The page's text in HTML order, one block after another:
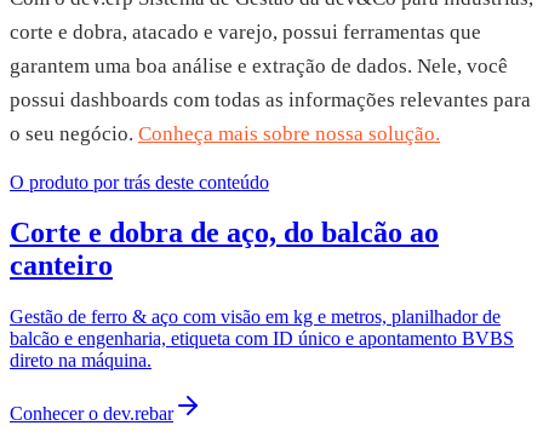
corte e dobra, atacado e varejo, possui ferramentas que
garantem uma boa análise e extração de dados. Nele, você
possui dashboards com todas as informações relevantes para
o seu negócio. Conheça mais sobre nossa solução.
O produto por trás deste conteúdo
Corte e dobra de aço, do balcão ao
canteiro
Gestão de ferro & aço com visão em kg e metros, planilhador de
balcão e engenharia, etiqueta com ID único e apontamento BVBS
direto na máquina.
Conhecer o dev.rebar